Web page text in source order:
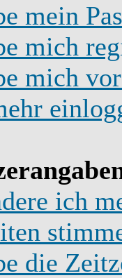
mein
mich
mich
ich
die